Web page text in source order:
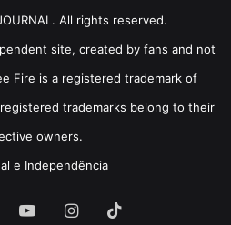
All rights reserved.
site, created by fans and not
Fire is a registered trademark of
trademarks belong to their
owners.
e Independência
YouTubeInstagram